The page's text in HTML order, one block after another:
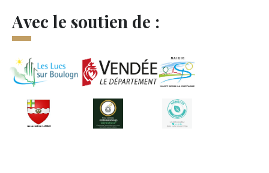
Avec le soutien de :